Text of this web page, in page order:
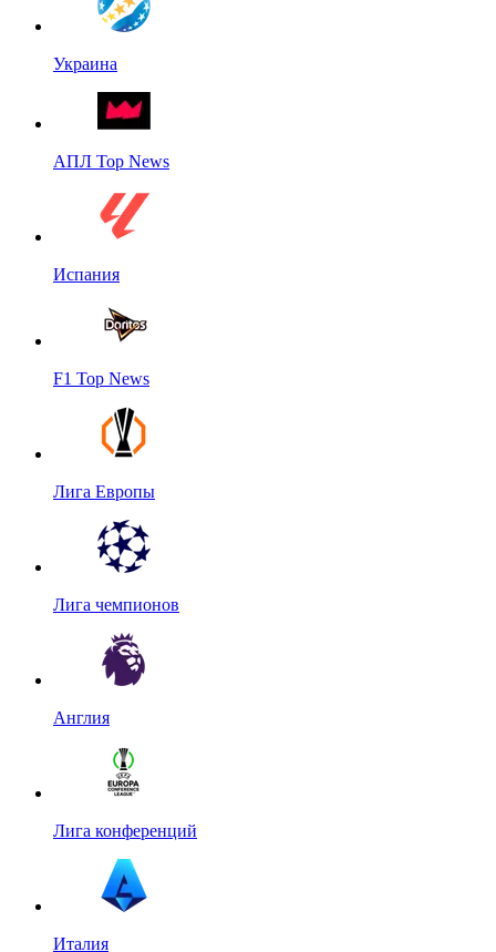
Украина
АПЛ Top News
Испания
F1 Top News
Лига Европы
Лига чемпионов
Англия
Лига конференций
Италия